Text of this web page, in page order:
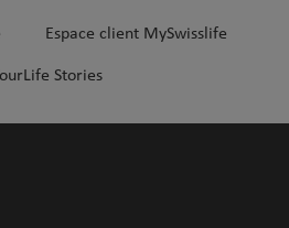
Espace client MySwisslife
Stories